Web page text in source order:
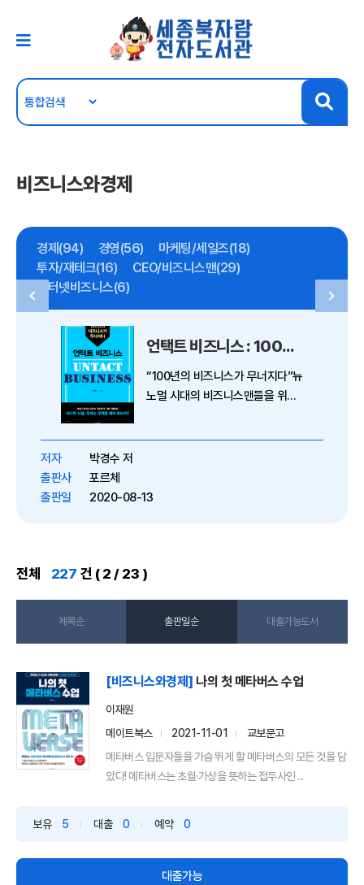
비즈니스와경제
경제(94) 경영(56)
마케팅/세일즈(18)
투자/재테크(16)
CEO/비즈니스맨(29)
인터넷비즈니스(6)
언택트 비즈니스 : 100년의 비즈니스가 무너지다
“100년의 비즈니스가 무너지다”뉴
노멀 시대의 비즈니스맨들을 위한
전환 속도는 매우 빨라졌다. 사람
저자
박경수 저
출판사
포르체
출판일
2020-08-13
전체 227 건 ( 2 / 23 )
제목순 출판일순 대출가능도서
[비즈니스와경제] 나의 첫 메타버스 수업
이재원
메이트북스
2021-11-01
교보문고
메타버스 입문자들을 가슴 뛰게 할 메타버스의 모든 것을 담
았다! 메타버스는 초월·가상을 뜻하는 접두사인 ...
보유 5 대출 0 예약 0
대출가능